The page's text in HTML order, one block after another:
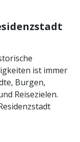
ist immer
Burgen,
Reisezielen.